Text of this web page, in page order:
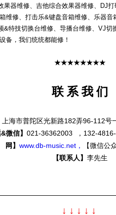
果器维修、吉他综合效果器维修、DJ
维修、打击乐&键盘音箱维修、乐器
&特技切换台维修、导播台维修、VJ
备，我们统统都能修！
★★★★★★★★
联 系 我 们
上海市普陀区光新路182弄96-112
微信】 021-36362003 ，132-
网】 www.db-music.net，
【微信公
【联系人】 李先生
↓ ↓ ↓ ↓ ↓